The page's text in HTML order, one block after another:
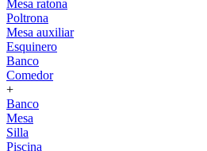
Mesa ratona
Poltrona
Mesa auxiliar
Esquinero
Banco
Comedor
+
Banco
Mesa
Silla
Piscina